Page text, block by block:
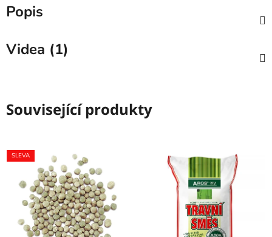
Popis
Videa (1)
Související produkty
SLEVA